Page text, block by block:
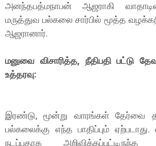
அனந்தபத்மநாபன் ஆஜராகி
மருத்துவ பல்கலை சார்பில் மூத்த
ஆஜரானார்.
மனுவை விசாரித்த, நீதிபதி பட்டு
உத்தரவு:
இரண்டு, மூன்று வாரங்கள் தேர்வை
பல்கலைக்கு எந்த பாதிப்பும்
நடப்பதாக